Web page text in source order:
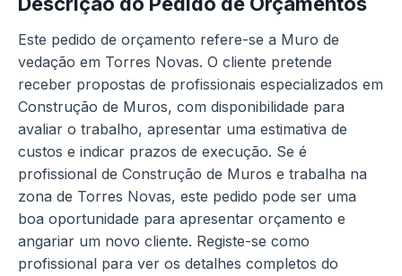
Este pedido de orçamento refere-se a Muro de
vedação em Torres Novas. O cliente pretende
receber propostas de profissionais especializados em
Construção de Muros, com disponibilidade para
avaliar o trabalho, apresentar uma estimativa de
custos e indicar prazos de execução. Se é
profissional de Construção de Muros e trabalha na
zona de Torres Novas, este pedido pode ser uma
boa oportunidade para apresentar orçamento e
angariar um novo cliente. Registe-se como
profissional para ver os detalhes completos do